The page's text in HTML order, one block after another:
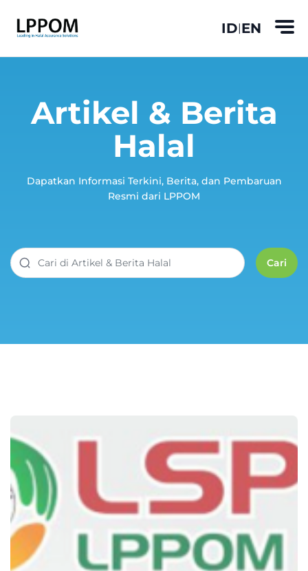
ID|EN
Artikel & Berita
Halal
Dapatkan Informasi Terkini, Berita, dan Pembaruan
Resmi dari LPPOM
Cari